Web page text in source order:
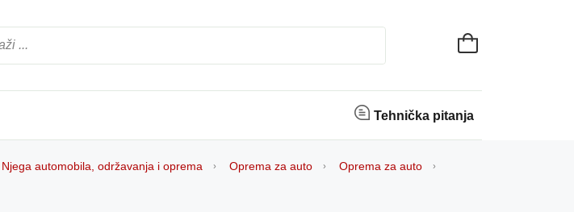
Tehnička pitanja
Njega automobila, održavanja i oprema Oprema za auto
Oprema za auto